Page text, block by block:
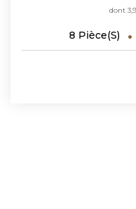
dont
8 Pièce(s)